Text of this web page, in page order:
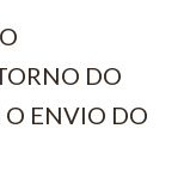
DO
O ENVIO DO